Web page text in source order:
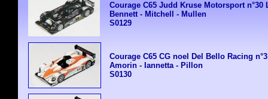
Courage C65 Judd Kruse Motorsport n°30
Bennett - Mitchell - Mullen
S0129
Courage C65 CG noel Del Bello Racing
Amorin - Iannetta - Pillon
S0130